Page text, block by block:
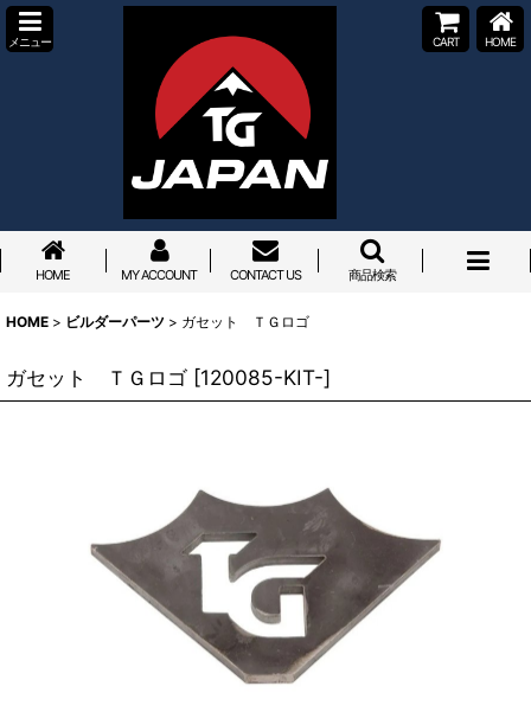
メニュー CART HOME
HOME MY ACCOUNT CONTACT US 商品検索
HOME > ビルダーパーツ > ガセット ＴＧロゴ
ガセット ＴＧロゴ [120085-KIT-]